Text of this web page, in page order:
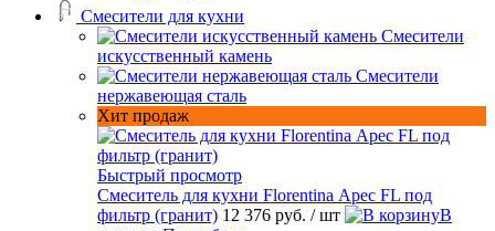
Смесители для кухни
Смесители
искусственный камень
Смесители
нержавеющая сталь
Хит продаж
Быстрый просмотр
Смеситель для кухни Florentina Арес FL под
фильтр (гранит) 12 376 руб. / шт
В